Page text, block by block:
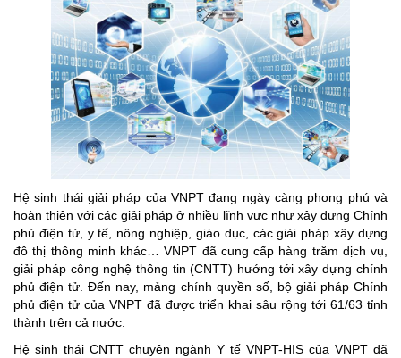
Hệ sinh thái giải pháp của VNPT đang ngày càng phong phú và
hoàn thiện với các giải pháp ở nhiều lĩnh vực như xây dựng Chính
phủ điện tử, y tế, nông nghiệp, giáo dục, các giải pháp xây dựng
đô thị thông minh khác… VNPT đã cung cấp hàng trăm dịch vụ,
giải pháp công nghệ thông tin (CNTT) hướng tới xây dựng chính
phủ điện tử. Đến nay, mảng chính quyền số, bộ giải pháp Chính
phủ điện tử của VNPT đã được triển khai sâu rộng tới 61/63 tỉnh
thành trên cả nước.
Hệ sinh thái CNTT chuyên ngành Y tế VNPT-HIS của VNPT đã